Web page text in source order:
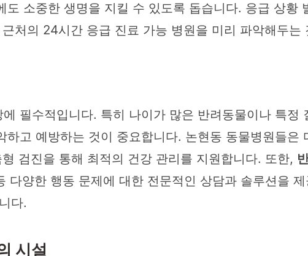
소중한 생명을 지킬 수 있도록 돕습니다. 응급 상황
처의 24시간 응급 진료 가능 병원을 미리 파악해두는
필수적입니다. 특히 나이가 많은 반려동물이나 특정
고 예방하는 것이 중요합니다. 논현동 동물병원들은
검진을 통해 최적의 건강 관리를 지원합니다. 또한,
다양한 행동 문제에 대한 전문적인 상담과 솔루션을
다.
시설